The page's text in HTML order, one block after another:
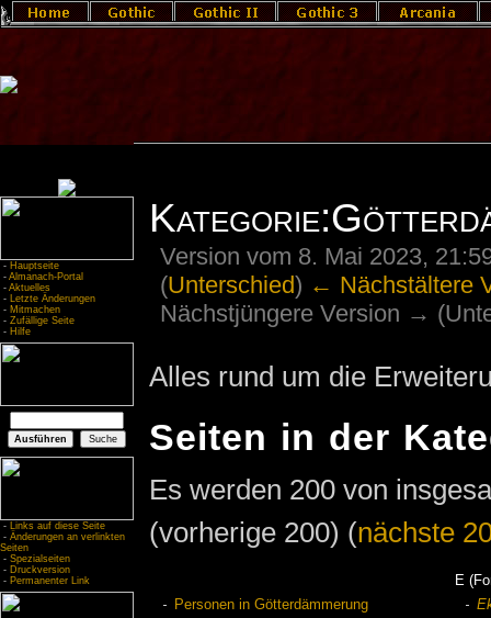
- Hauptseite
- Almanach-Portal
- Aktuelles
- Letzte Änderungen
- Mitmachen
- Zufällige Seite
- Hilfe
- Links auf diese Seite
- Änderungen an verlinkten
Seiten
- Spezialseiten
- Druckversion
- Permanenter Link
Version vom 8. Mai 2023,
(Unterschied) ← Nächstältere
Nächstjüngere Version →
Alles rund um die
Seiten in der
Es werden 200 von
(vorherige 200) (nächste
Personen in Götterdämmerung
E